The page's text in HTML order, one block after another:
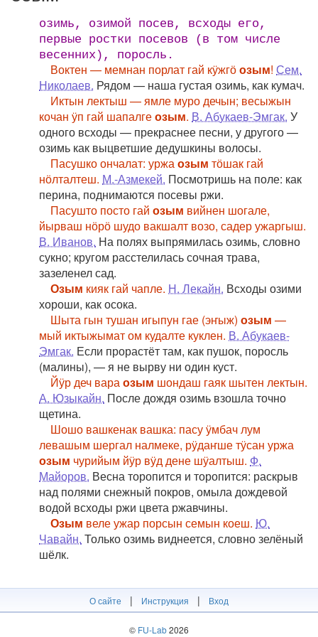
озимь, озимой посев, всходы его,
первые ростки посевов (в том числе
весенних), поросль.
Воктен — мемнан порлат гай кӱжгӧозым! Сем.
Николаев. Рядом — наша густая озимь, как кумач.
Иктын лектыш — ямле муро дечын; весыжын
кочан ӱп гай шапалгеозым. В. Абукаев-Эмгак. У
одного всходы — прекраснее песни, у другого —
озимь как выцветшие дедушкины волосы.
Пасушко ончалат: уржаозым тӧшак гай
нӧлталтеш. М.-Азмекей. Посмотришь на поле: как
перина, поднимаются посевы ржи.
Пасушто посто гай озым вийнен шогале,
йырваш нӧрӧ шудо вакшалт возо, садер ужаргыш.
В. Иванов. На полях выпрямилась озимь, словно
сукно; кругом расстелилась сочная трава,
зазеленел сад.
Озым кияк гай чапле. Н. Лекайн. Всходы озими
хороши, как осока.
Шыта гын тушан игыпун гае (эҥыж) озым —
мый иктыжымат ом кудалте куклен. В. Абукаев-
Эмгак. Если прорастёт там, как пушок, поросль
(малины), — я не вырву ни один куст.
Йӱр деч вараозым шондаш гаяк шытен лектын.
А. Юзыкайн. После дождя озимь взошла точно
щетина.
Шошо вашкенак вашка: пасу ӱмбач лум
левашым шергал налмеке, рӱдаҥше тӱсан уржа
озым чурийым йӱр вӱд дене шӱалтыш. Ф.
Майоров. Весна торопится и торопится: раскрыв
над полями снежный покров, омыла дождевой
водой всходы ржи цвета ржавчины.
Озым веле ужар порсын семын коеш. Ю.
Чавайн. Только озимь виднеется, словно зелёный
шёлк.
О сайте | Инструкция | Вход
© FU-Lab2026